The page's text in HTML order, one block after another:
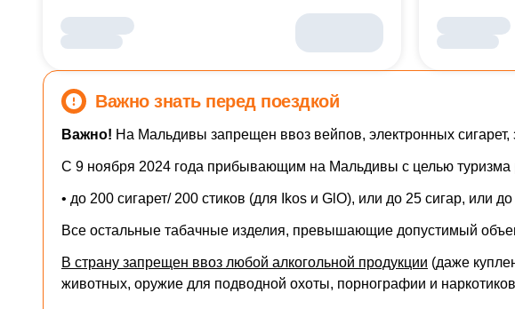
Важно знать перед поездкой
Важно! На Мальдивы запрещен ввоз вейпов, электронных
С 9 ноября 2024 года прибывающим на Мальдивы с целью туризма
• до 200 сигарет/ 200 стиков (для Ikos и GlO), или до 25 сигар, или
Все остальные табачные изделия, превышающие допустимый
В страну запрещен ввоз любой алкогольной продукции (даже
животных, оружие для подводной охоты, порнографии и